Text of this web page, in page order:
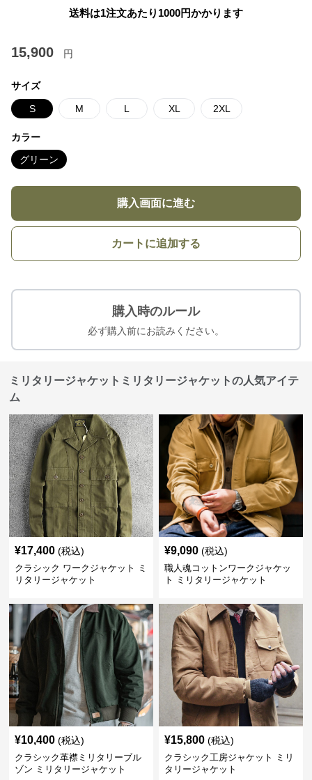
送料は1注文あたり 1000円かかります
15,900 円
サイズ
S M L XL 2XL
カラー
グリーン
購入画面に進む
カートに追加する
購入時のルール
必ず購入前にお読みください。
ミリタリージャケットミリタリージャケットの人気アイテ
ム
¥17,400 (税込)
クラシック ワークジャケット ミ
リタリージャケット
¥9,090 (税込)
職人魂コットンワークジャケッ
ト ミリタリージャケット
¥10,400 (税込)
クラシック革襟ミリタリーブル
ゾン ミリタリージャケット
¥15,800 (税込)
クラシック工房ジャケット ミリ
タリージャケット